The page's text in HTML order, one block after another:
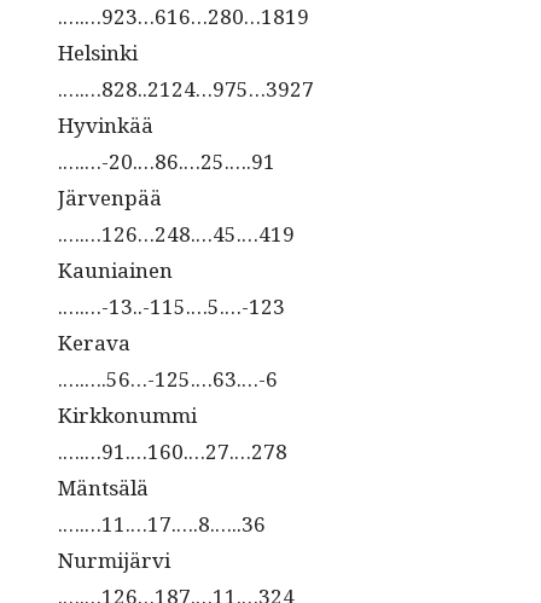
.….…923…616…280…1819
Helsinki
.….…828..2124…975…3927
Hyvinkää
.….…-20.…86.…25.….91
Järvenpää
.….…126…248.…45.…419
Kauniainen
.….…-13..-115.…5.…-123
Kerava
.….….56…-125.…63.…-6
Kirkkonummi
.….…91.…160.…27.…278
Mäntsälä
.….…11.…17.….8.…..36
Nurmijärvi
.….…126…187.…11.…324